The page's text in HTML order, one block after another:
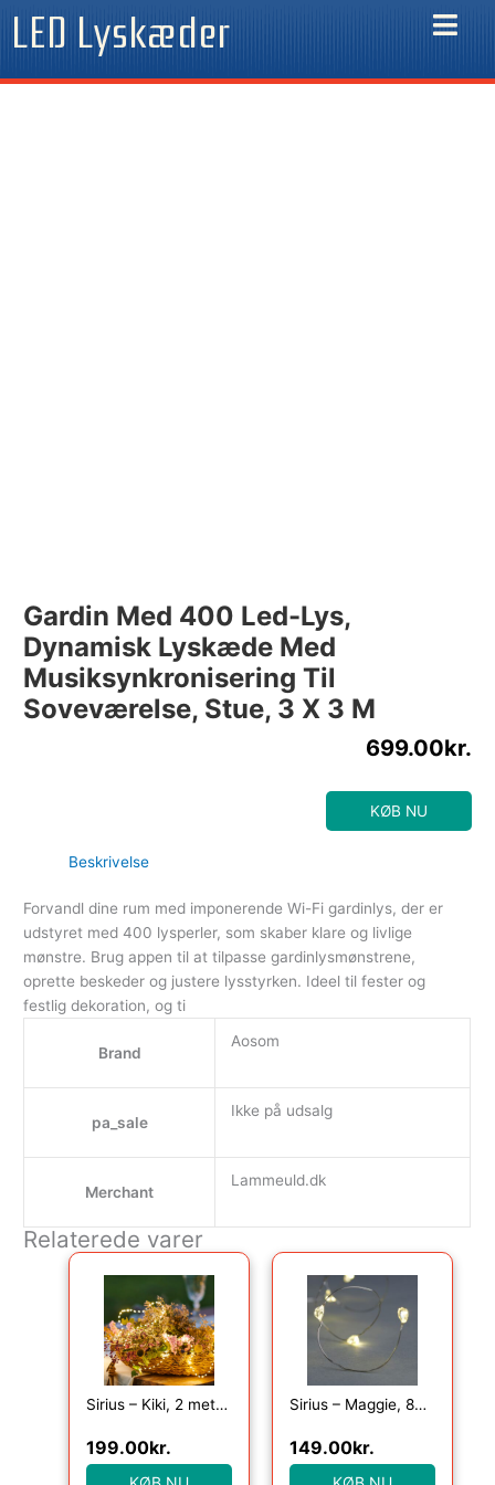
LED Lyskæder
Gardin Med 400 Led-Lys,
Dynamisk Lyskæde Med
Musiksynkronisering Til
Soveværelse, Stue, 3 X 3 M
699.00kr.
KØB NU
Beskrivelse
Forvandl dine rum med imponerende Wi-Fi gardinlys, der er
udstyret med 400 lysperler, som skaber klare og livlige
mønstre. Brug appen til at tilpasse gardinlysmønstrene,
oprette beskeder og justere lysstyrken. Ideel til fester og
festlig dekoration, og ti
Brand
Aosom
pa_sale
Ikke på udsalg
Merchant
Lammeuld.dk
Relaterede varer
Sirius – Kiki, 2 meter lyskæde med 155 klare lys, Grøn
199.00kr.
Sirius – Maggie, 80 lys, Klar/Sølv
149.00kr.